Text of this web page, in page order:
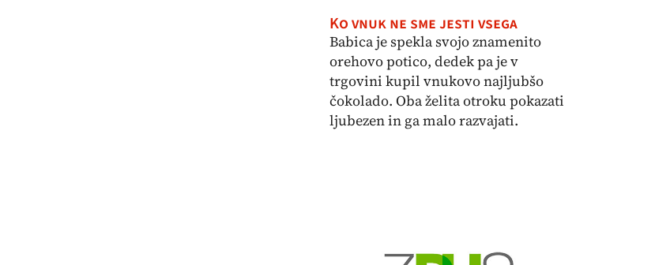
Ko vnuk ne sme jesti vsega
Babica je spekla svojo znamenito
orehovo potico, dedek pa je v
trgovini kupil vnukovo najljubšo
čokolado. Oba želita otroku pokazati
ljubezen in ga malo razvajati.